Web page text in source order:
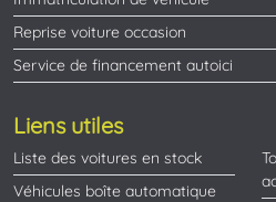
Reprise voiture occasion
Service de financement autoici
Liens utiles
Liste des voitures en stock
Véhicules boîte automatique